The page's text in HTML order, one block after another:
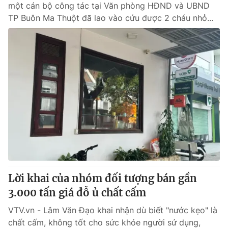
Photo Infographic
Shorts video
VTV Money VTV Thể thao
VTV Sức khoẻ Bất động sản
Thị trường 24h Tấm lòng Việt
VTV4 Vươn mình bằng AI
VTV8
Liên hệ tòa soạn English
một cán bộ công tác tại Văn phòng HĐND và UBND
TP Buôn Ma Thuột đã lao vào cứu được 2 cháu nhỏ...
Lời khai của nhóm đối tượng bán gần
3.000 tấn giá đỗ ủ chất cấm
VTV.vn - Lâm Văn Đạo khai nhận dù biết "nước kẹo" là
chất cấm, không tốt cho sức khỏe người sử dụng,